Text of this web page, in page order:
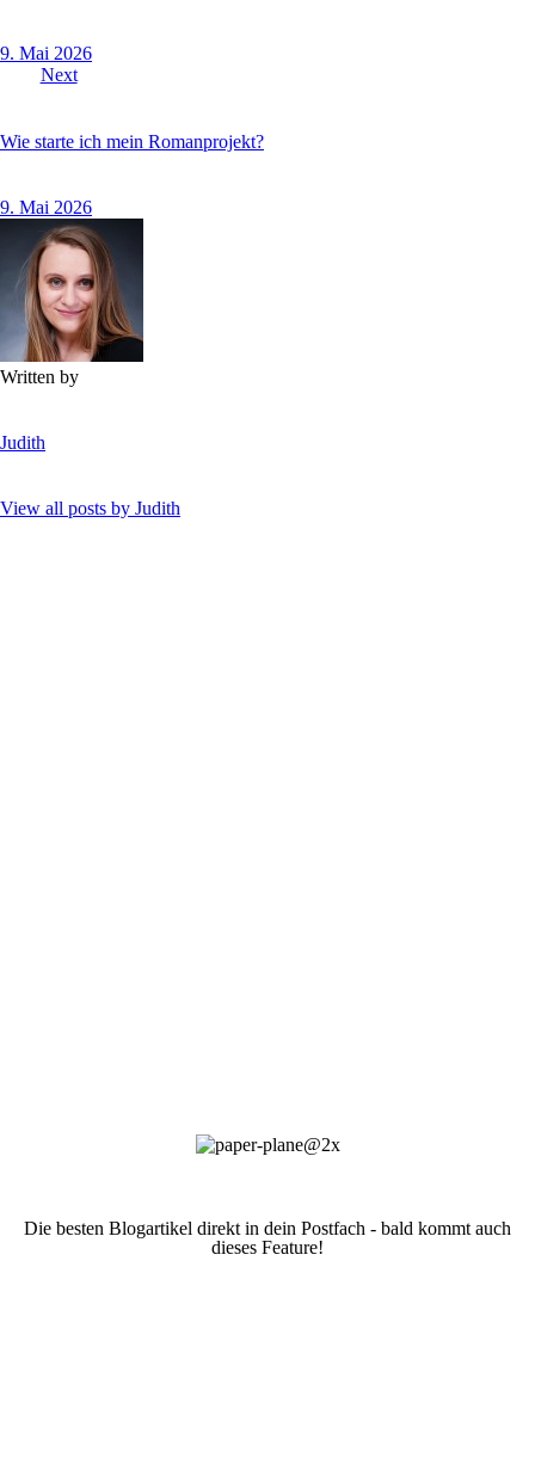
9. Mai 2026
Next
Wie starte ich mein Romanprojekt?
9. Mai 2026
Written by
Judith
View all posts by Judith
Die besten Blogartikel direkt in dein Postfach - bald kommt auch
dieses Feature!